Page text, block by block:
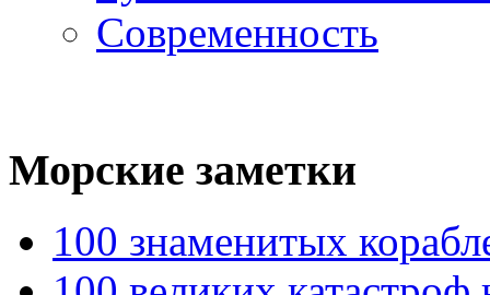
Современность
Морские заметки
100 знаменитых